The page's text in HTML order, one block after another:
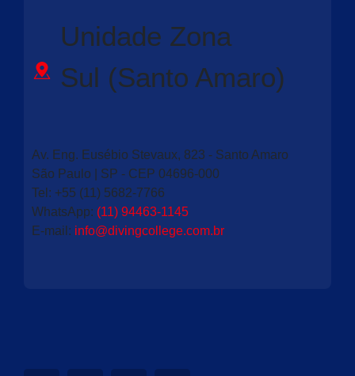
Unidade Zona
Sul (Santo Amaro)
Av. Eng. Eusébio Stevaux, 823 - Santo Amaro
São Paulo | SP - CEP 04696-000
Tel: +55 (11) 5682-7766
WhatsApp: (11) 94463-1145
E-mail: info@divingcollege.com.br